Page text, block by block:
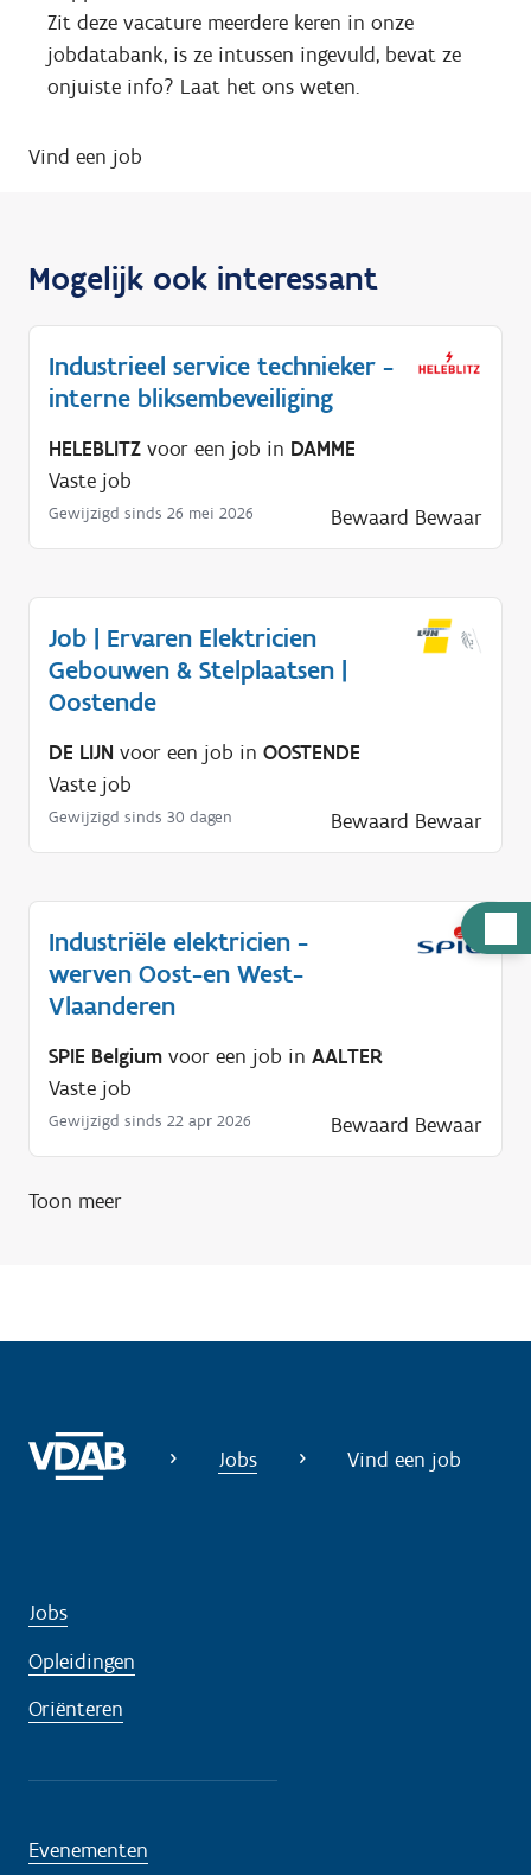
u
d
i
Zit deze vacature meerdere keren in onze
jobdatabank, is ze intussen ingevuld, bevat ze
onjuiste info? Laat het ons weten.
Vind een job
Mogelijk ook interessant
Industrieel service technieker -
interne bliksembeveiliging
HELEBLITZ voor een job in DAMME
Vaste job
Gewijzigd sinds 26 mei 2026 Bewaard Bewaar
Job | Ervaren Elektricien
Gebouwen & Stelplaatsen |
Oostende
DE LIJN voor een job in OOSTENDE
Vaste job
Gewijzigd sinds 30 dagen Bewaard Bewaar
Industriële elektricien -
werven Oost-en West-
Vlaanderen
SPIE Belgium voor een job in AALTER
Vaste job
Gewijzigd sinds 22 apr 2026 Bewaard Bewaar
Toon meer
Jobs Vind een job
Jobs
Opleidingen
Oriënteren
Evenementen